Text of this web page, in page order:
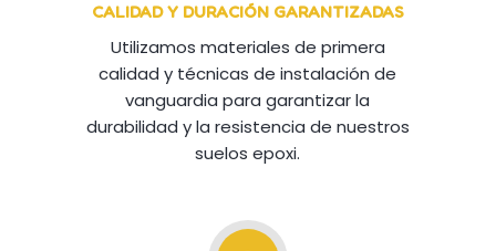
CALIDAD Y DURACIÓN GARANTIZADAS
Utilizamos materiales de primera
calidad y técnicas de instalación de
vanguardia para garantizar la
durabilidad y la resistencia de nuestros
suelos epoxi.